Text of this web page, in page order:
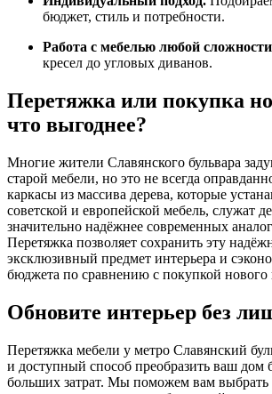
бюджет, стиль и потребности.
Работа с мебелью любой
кресел до угловых диванов.
Перетяжка или покупка
что выгоднее?
Многие жители Славянского бульвара
старой мебели, но это не всегда
каркасы из массива дерева, которые
советской и европейской мебель, служат
значительно надёжнее современных
Перетяжка позволяет сохранить эту
эксклюзивный предмет интерьера и
бюджета по сравнению с покупкой нового
Обновите интерьер без
Перетяжка мебели у метро Славянский
и доступный способ преобразить ваш дом
больших затрат. Мы поможем вам выбрать